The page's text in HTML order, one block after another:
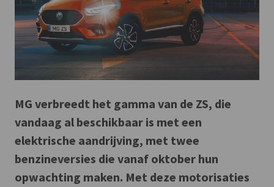
MG verbreedt het gamma van de ZS, die
vandaag al beschikbaar is met een
elektrische aandrijving, met twee
benzineversies die vanaf oktober hun
opwachting maken. Met deze motorisaties